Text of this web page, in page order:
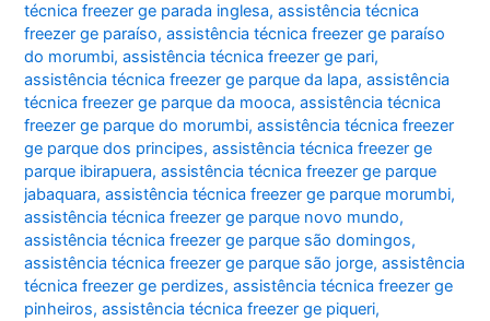
técnica freezer ge parada inglesa,assistência técnica
freezer ge paraíso,assistência técnica freezer ge paraíso
do morumbi,assistência técnica freezer ge pari,
assistência técnica freezer ge parque da lapa,assistência
técnica freezer ge parque da mooca,assistência técnica
freezer ge parque do morumbi,assistência técnica freezer
ge parque dos principes,assistência técnica freezer ge
parque ibirapuera,assistência técnica freezer ge parque
jabaquara,assistência técnica freezer ge parque morumbi,
assistência técnica freezer ge parque novo mundo,
assistência técnica freezer ge parque são domingos,
assistência técnica freezer ge parque são jorge,assistência
técnica freezer ge perdizes,assistência técnica freezer ge
pinheiros,assistência técnica freezer ge piqueri,